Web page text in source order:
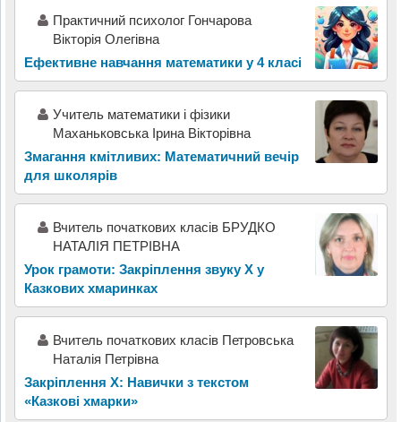
Практичний психолог Гончарова
Вікторія Олегівна
Ефективне навчання математики у 4 класі
Учитель математики і фізики
Маханьковська Ірина Вікторівна
Змагання кмітливих: Математичний вечір
для школярів
Вчитель початкових класів БРУДКО
НАТАЛІЯ ПЕТРІВНА
Урок грамоти: Закріплення звуку Х у
Казкових хмаринках
Вчитель початкових класів Петровська
Наталія Петрівна
Закріплення Х: Навички з текстом
«Казкові хмарки»